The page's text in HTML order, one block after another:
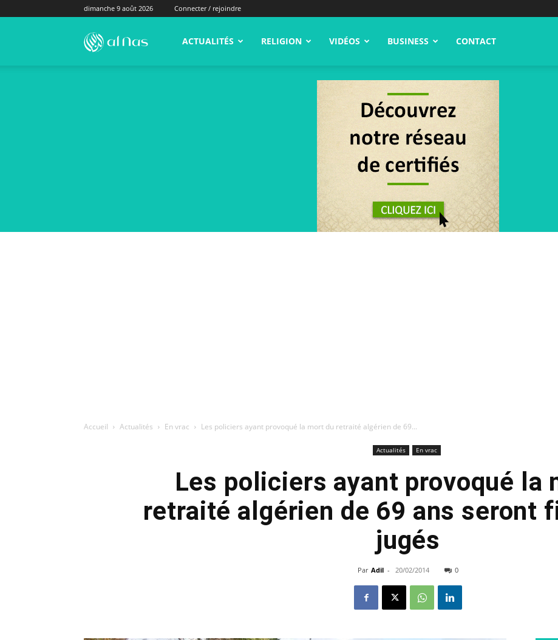
dimanche 9 août 2026 Connecter / rejoindre
alNas.fr ACTUALITÉS RELIGION VIDÉOS BUSINESS CONTACT
Accueil Actualités En vrac Les policiers ayant provoqué la mort du retraité algérien de 69...
Actualités En vrac
Les policiers ayant provoqué la
retraité algérien de 69 ans seront
jugés
Par Adil - 20/02/2014 0